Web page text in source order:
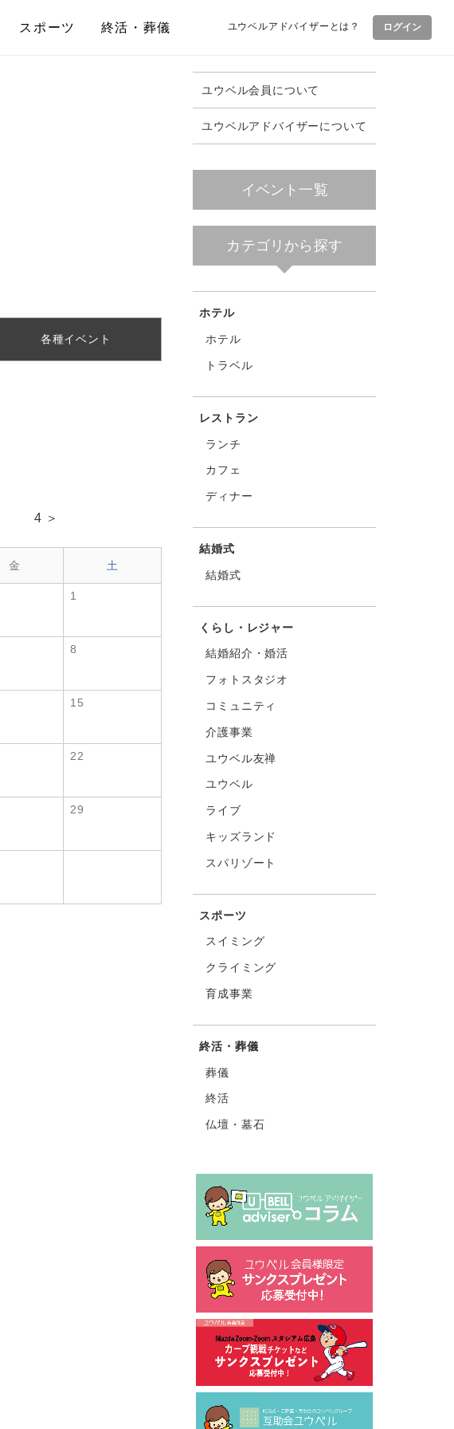
スポーツ 終活・葬儀 ユウベルアドバイザーとは？ ログイン
各種イベント
4 ＞
金 土
1
8
15
22
29
ユウベル会員について
ユウベルアドバイザーについて
イベント一覧
カテゴリから探す
ホテル
ホテル
トラベル
レストラン
ランチ
カフェ
ディナー
結婚式
結婚式
くらし・レジャー
結婚紹介・婚活
フォトスタジオ
コミュニティ
介護事業
ユウベル友禅
ユウベル
ライブ
キッズランド
スパリゾート
スポーツ
スイミング
クライミング
育成事業
終活・葬儀
葬儀
終活
仏壇・墓石